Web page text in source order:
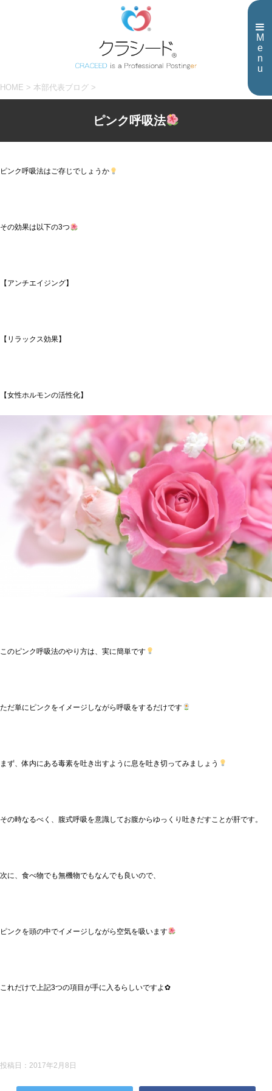
M
e
n
u
HOME > 本部代表ブログ >
ピンク呼吸法
ピンク呼吸法はご存じでしょうか
その効果は以下の3つ
【アンチエイジング】
【リラックス効果】
【女性ホルモンの活性化】
このピンク呼吸法のやり方は、実に簡単です
ただ単にピンクをイメージしながら呼吸をするだけです
まず、体内にある毒素を吐き出すように息を吐き切ってみましょう
その時なるべく、腹式呼吸を意識してお腹からゆっくり吐きだすことが肝です。
次に、食べ物でも無機物でもなんでも良いので、
ピンクを頭の中でイメージしながら空気を吸います
これだけで上記3つの項目が手に入るらしいですよ✿
投稿日： 2017年2月8日